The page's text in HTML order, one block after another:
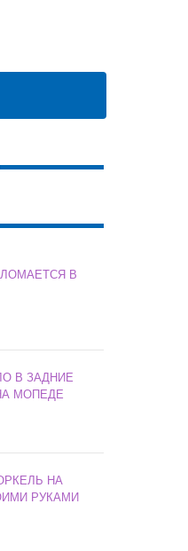
В
В ЗАДНИЕ
МОПЕДЕ
НА
РУКАМИ